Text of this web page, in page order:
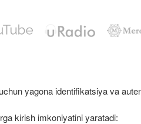
yagona identifikatsiya va
kirish imkoniyatini yaratadi: